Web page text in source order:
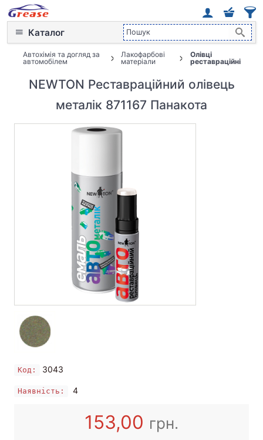
Каталог
Автохімія та догляд за
автомобілем
Лакофарбові
матеріали
Олівці
реставраційні
NEWTON Реставраційний олівець
металік 871167 Панакота
Код: 3043
Наявність: 4
153,00 грн.